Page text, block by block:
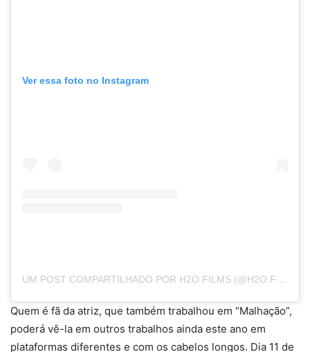
Ver essa foto no Instagram
UM POST COMPARTILHADO POR H2O FILMS (@H2O.FILMS)
Quem é fã da atriz, que também trabalhou em “Malhação”,
poderá vê-la em outros trabalhos ainda este ano em
plataformas diferentes e com os cabelos longos. Dia 11 de